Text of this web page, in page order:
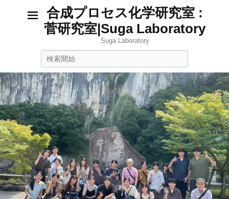
合成プロセス化学研究室 :
菅研究室|Suga Laboratory
Suga Laboratory